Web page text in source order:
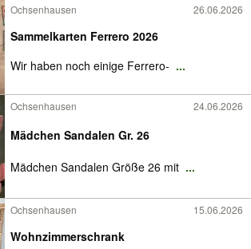
Ochsenhausen 26.06.2026
Sammelkarten Ferrero 2026
Wir haben noch einige Ferrero‑ ...
Ochsenhausen 24.06.2026
Mädchen Sandalen Gr. 26
Mädchen Sandalen Größe 26 mit ...
Ochsenhausen 15.06.2026
Wohnzimmerschrank